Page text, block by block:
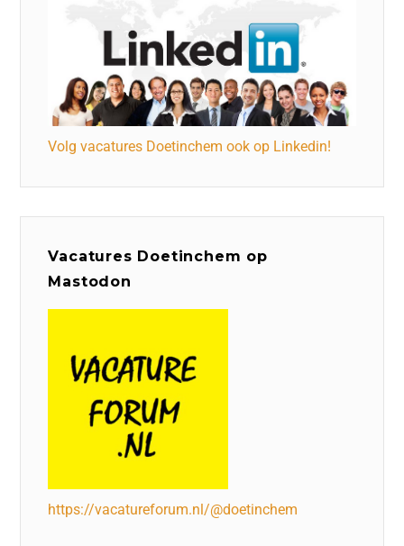
Volg vacatures Doetinchem ook op Linkedin!
Vacatures Doetinchem op
Mastodon
https://vacatureforum.nl/@doetinchem